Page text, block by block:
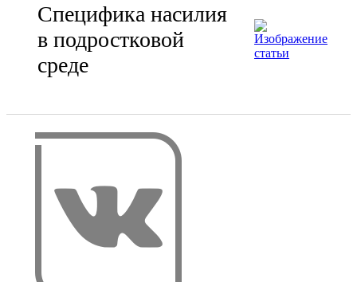
Специфика насилия
в подростковой
среде